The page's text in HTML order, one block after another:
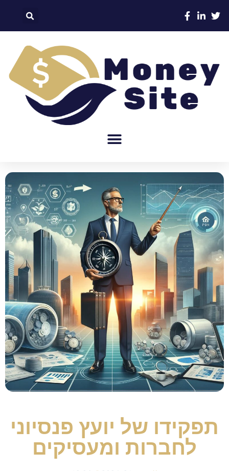
תפקידו של יועץ פנסיוני
לחברות ומעסיקים